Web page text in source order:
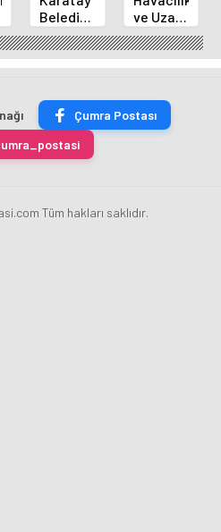
Belediye
Başkanı
Kılca
Yeni
Açıkladı
ve Uzay
Yaz
Kursu
Başladı
Çumra Postası
Tüm hakları saklıdır.